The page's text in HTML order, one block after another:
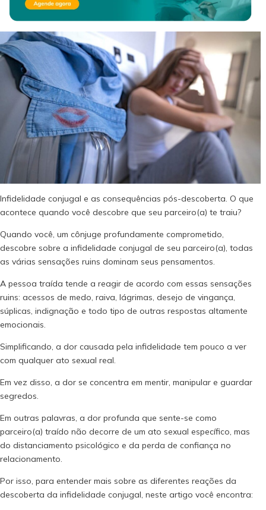
Infidelidade conjugal e as consequências pós-descoberta. O que
acontece quando você descobre que seu parceiro(a) te traiu?
Quando você, um cônjuge profundamente comprometido,
descobre sobre a infidelidade conjugal de seu parceiro(a), todas
as várias sensações ruins dominam seus pensamentos.
A pessoa traída tende a reagir de acordo com essas sensações
ruins: acessos de medo, raiva, lágrimas, desejo de vingança,
súplicas, indignação e todo tipo de outras respostas altamente
emocionais.
Simplificando, a dor causada pela infidelidade tem pouco a ver
com qualquer ato sexual real.
Em vez disso, a dor se concentra em mentir, manipular e guardar
segredos.
Em outras palavras, a dor profunda que sente-se como
parceiro(a) traído não decorre de um ato sexual específico, mas
do distanciamento psicológico e da perda de confiança no
relacionamento.
Por isso, para entender mais sobre as diferentes reações da
descoberta da infidelidade conjugal, neste artigo você encontra: